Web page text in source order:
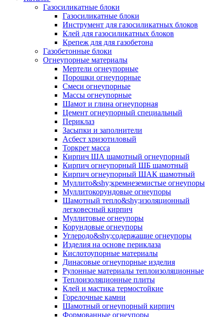
Газосиликатные блоки
Газосиликатные блоки
Инструмент для газосиликатных блоков
Клей для газосиликатных блоков
Крепеж для для газобетона
Газобетонные блоки
Огнеупорные материалы
Мертели огнеупорные
Порошки огнеупорные
Смеси огнеупорные
Массы огнеупорные
Шамот и глина огнеупорная
Цемент огнеупорный специальный
Периклаз
Засыпки и заполнители
Асбест хризотиловый
Торкрет масса
Кирпич ША шамотный огнеупорный
Кирпич огнеупорный ШБ шамотный
Кирпич огнеупорный ШАК шамотный
Муллито&shy;­кремнеземистые огнеупоры
Муллито­корундовые огнеупоры
Шамотный тепло&shy;изоляционный
легковесный кирпич
Муллитовые огнеупоры
Корундовые огнеупоры
Углеродо&shy;содержащие огнеупоры
Изделия на основе периклаза
Кислотоупорные материалы
Динасовые огнеупорные изделия
Рулонные материалы теплоизоляционные
Тепло­изоляционные плиты
Клей и мастика термостойкие
Горелочные камни
Шамотный огнеупорный кирпич
Формованные огнеупоры